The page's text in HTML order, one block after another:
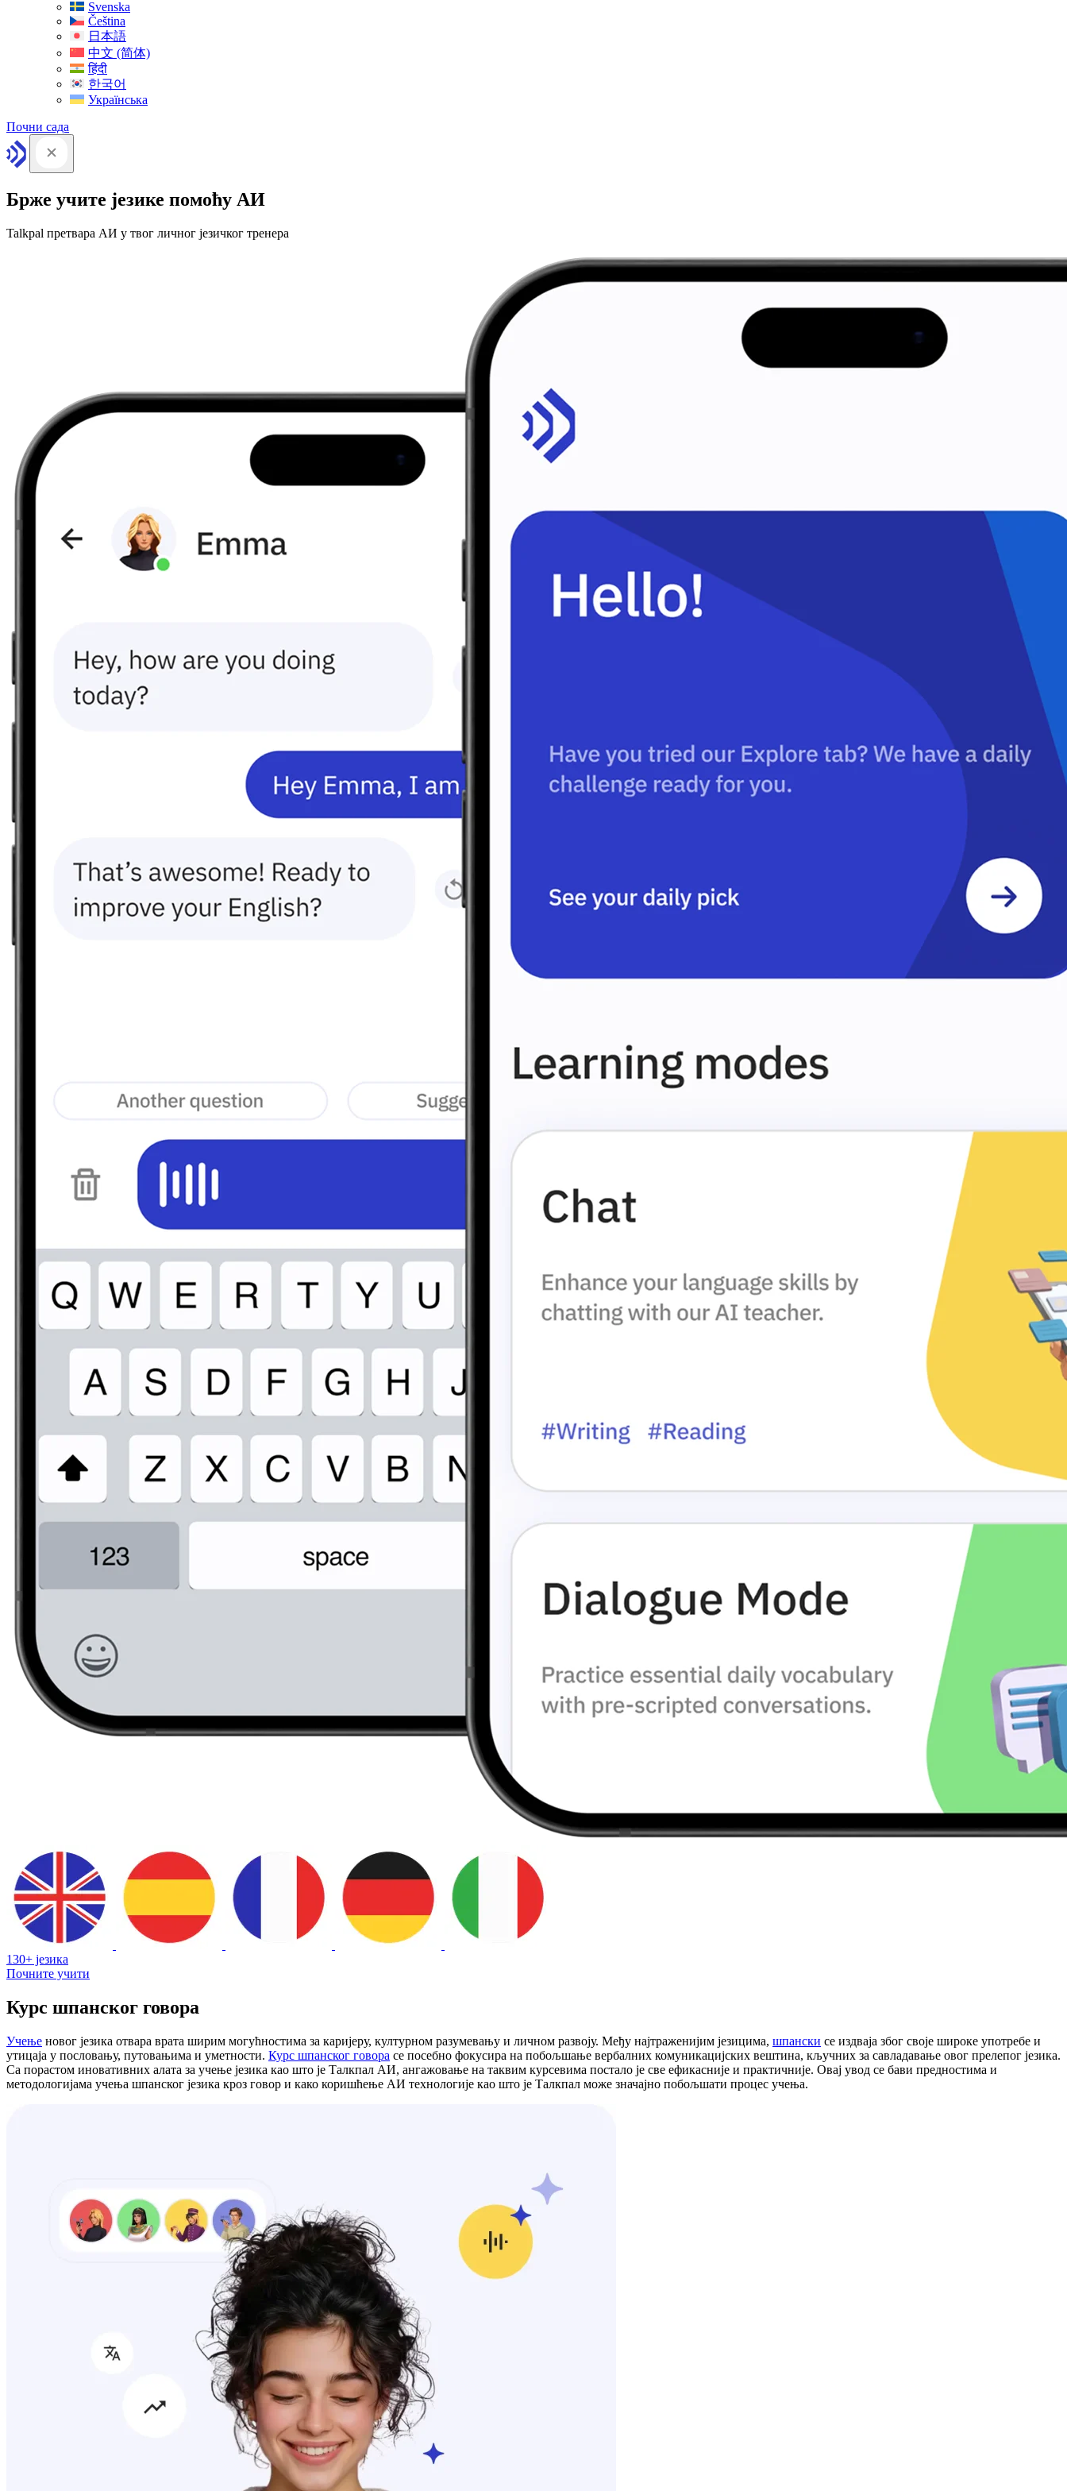
Svenska
Čeština
日本語
中文 (简体)
हिंदी
한국어
Українська
Почни сада
Брже учите језике помоћу АИ
Talkpal претвара АИ у твог личног језичког тренера
130+ језика
Почните учити
Курс шпанског говора
Учење новог језика отвара врата ширим могућностима за каријеру, културном разумевању и личном развоју. Међу најтраженијим језицима, шпански се издваја због своје широке употребе и
утицаја у пословању, путовањима и уметности. Курс шпанског говора се посебно фокусира на побољшање вербалних комуникацијских вештина, кључних за савладавање овог прелепог језика.
Са порастом иновативних алата за учење језика као што је Талкпал АИ, ангажовање на таквим курсевима постало је све ефикасније и практичније. Овај увод се бави предностима и
методологијама учења шпанског језика кроз говор и како коришћење АИ технологије као што је Талкпал може значајно побољшати процес учења.